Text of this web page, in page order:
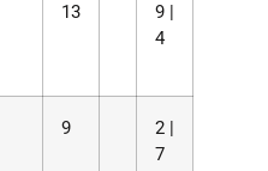
13
9 |
4
9
2 |
7